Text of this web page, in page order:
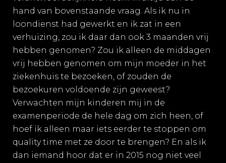
hand van bovenstaande vraag. Als ik nu in
loondienst had gewerkt en ik zat in een
verhuizing, zou ik daar dan ook 3 maanden vrij
hebben genomen? Zou ik alleen de middagen
vrij hebben genomen om mijn moeder in het
ziekenhuis te bezoeken, of zouden de
bezoekuren voldoende zijn geweest?
Verwachten mijn kinderen mij in de
examenperiode de hele dag om zich heen, of
hoef ik alleen maar iets eerder te stoppen om
quality time met ze door te brengen? En als ik
dan iemand hoor dat er in 2015 nog niet veel